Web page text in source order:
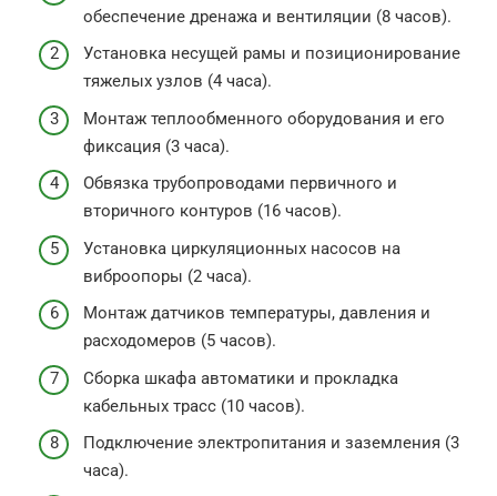
обеспечение дренажа и вентиляции (8 часов).
Установка несущей рамы и позиционирование
тяжелых узлов (4 часа).
Монтаж теплообменного оборудования и его
фиксация (3 часа).
Обвязка трубопроводами первичного и
вторичного контуров (16 часов).
Установка циркуляционных насосов на
виброопоры (2 часа).
Монтаж датчиков температуры, давления и
расходомеров (5 часов).
Сборка шкафа автоматики и прокладка
кабельных трасс (10 часов).
Подключение электропитания и заземления (3
часа).